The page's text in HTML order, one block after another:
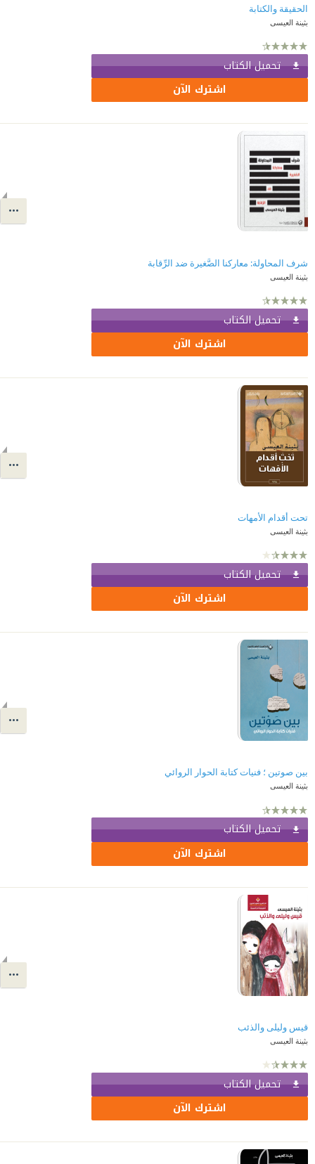
الحقيقة والكتابة
بثينة العيسى
تحميل الكتاب
اشترك الآن
شرف المحاولة: معاركنا الصَّغيرة ضد الرِّقابة
بثينة العيسى
تحميل الكتاب
اشترك الآن
تحت أقدام الأمهات
بثينة العيسى
تحميل الكتاب
اشترك الآن
بين صوتين ؛ فنيات كتابة الحوار الروائي
بثينة العيسى
تحميل الكتاب
اشترك الآن
قيس وليلى والذئب
بثينة العيسى
تحميل الكتاب
اشترك الآن